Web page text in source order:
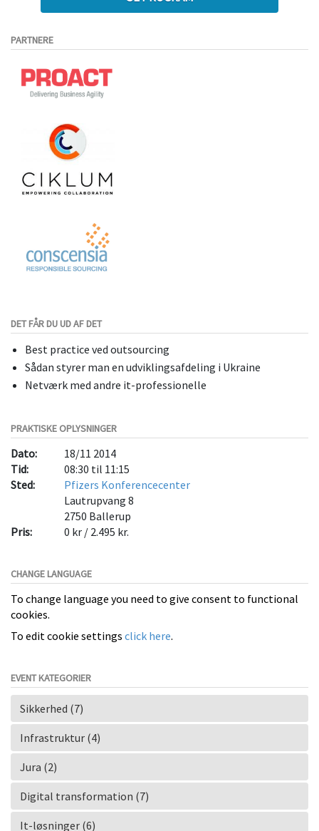
PARTNERE
DET FÅR DU UD AF DET
Best practice ved outsourcing
Sådan styrer man en udviklingsafdeling i Ukraine
Netværk med andre it-professionelle
PRAKTISKE OPLYSNINGER
Dato:
18/11 2014
Tid:
08:30 til 11:15
Sted:
Pfizers Konferencecenter
Lautrupvang 8
2750 Ballerup
Pris:
0 kr / 2.495 kr.
CHANGE LANGUAGE
To change language you need to give consent to functional
cookies.
To edit cookie settings click here.
EVENT KATEGORIER
Sikkerhed (7)
Infrastruktur (4)
Jura (2)
Digital transformation (7)
It-løsninger (6)